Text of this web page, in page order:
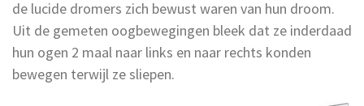
de lucide dromers zich bewust waren van hun droom.
Uit de gemeten oogbewegingen bleek dat ze inderdaad
hun ogen 2 maal naar links en naar rechts konden
bewegen terwijl ze sliepen.